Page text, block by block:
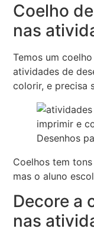
Coelho
nas
Temos um
atividades de
colorir, e precisa
Desenhos
Coelhos tem
mas o aluno
Decore a
nas